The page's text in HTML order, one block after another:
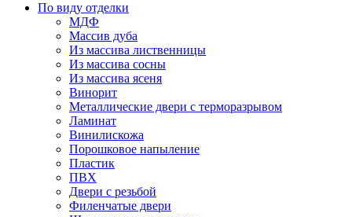
По виду отделки
МДФ
Массив дуба
Из массива лиственницы
Из массива сосны
Из массива ясеня
Винорит
Металлические двери с терморазрывом
Ламинат
Винилискожа
Порошковое напыление
Пластик
ПВХ
Двери с резьбой
Филенчатые двери